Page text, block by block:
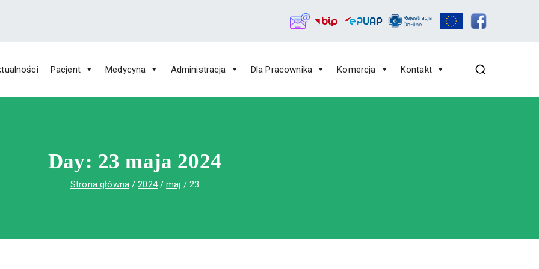
Św. Rafała w Czerwonej Górze
Rafała w Czerwonej Górze
Pacjent Medycyna Administracja Dla Pracownika Komercja Kontakt
Day: 23 maja 2024
Strona główna 2024 maj 23